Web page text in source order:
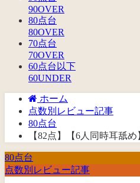
90OVER
80点台
80OVER
70点台
70OVER
60点台以下
60UNDER
ホーム
点数別レビュー記事
80点台
【82点】【6人同時耳舐
80点台
点数別レビュー記事